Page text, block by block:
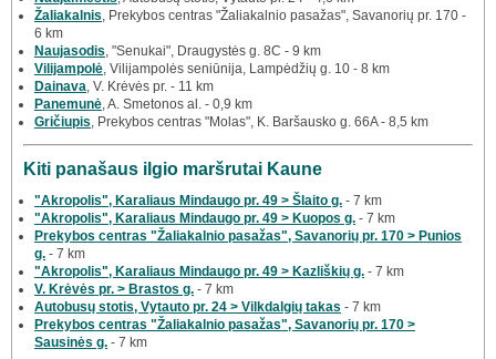
Žaliakalnis , Prekybos centras "Žaliakalnio pasažas", Savanorių pr. 170 -
6 km
Naujasodis , "Senukai", Draugystės g. 8C - 9 km
Vilijampolė , Vilijampolės seniūnija, Lampėdžių g. 10 - 8 km
Dainava , V. Krėvės pr. - 11 km
Panemunė , A. Smetonos al. - 0,9 km
Gričiupis , Prekybos centras "Molas", K. Baršausko g. 66A - 8,5 km
Kiti panašaus ilgio maršrutai Kaune
"Akropolis", Karaliaus Mindaugo pr. 49 > Šlaito g. - 7 km
"Akropolis", Karaliaus Mindaugo pr. 49 > Kuopos g. - 7 km
Prekybos centras "Žaliakalnio pasažas", Savanorių pr. 170 > Punios
g. - 7 km
"Akropolis", Karaliaus Mindaugo pr. 49 > Kazliškių g. - 7 km
V. Krėvės pr. > Brastos g. - 7 km
Autobusų stotis, Vytauto pr. 24 > Vilkdalgių takas - 7 km
Prekybos centras "Žaliakalnio pasažas", Savanorių pr. 170 >
Sausinės g. - 7 km